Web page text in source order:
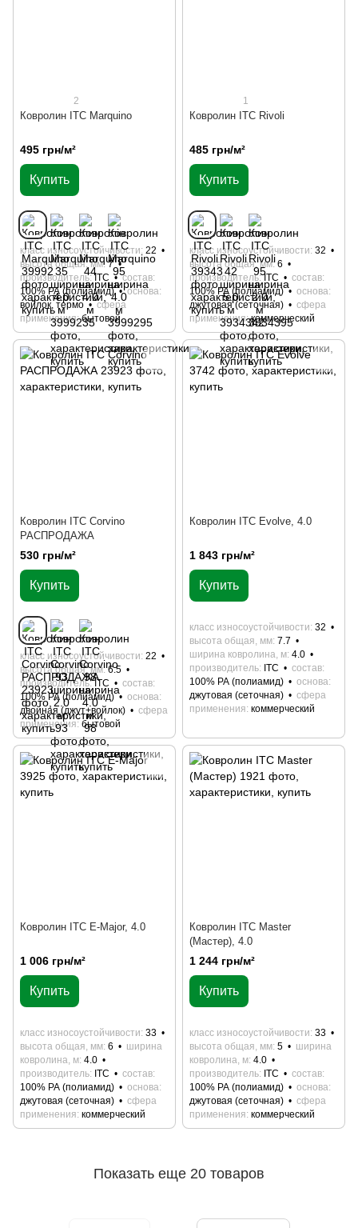
2
Ковролин ITC Marquino
495 грн/м²
Купить
класс износоустойчивости 22
высота общая, мм 7
производитель ITC
состав
100% РА (полиамид)
основа
войлок, термо
сфера
применения бытовой
1
Ковролин ITC Rivoli
485 грн/м²
Купить
класс износоустойчивости 32
высота общая, мм 6
производитель ITC
состав
100% РА (полиамид)
основа
джутовая (сеточная)
сфера
применения коммерческий
Ковролин ITC Corvino
РАСПРОДАЖА
530 грн/м²
Купить
класс износоустойчивости 22
высота общая, мм 6.5
производитель ITC
состав
100% РА (полиамид)
основа
двойная (джут+войлок)
сфера
применения бытовой
Ковролин ITC Evolve, 4.0
1 843 грн/м²
Купить
класс износоустойчивости 32
высота общая, мм 7.7
ширина ковролина, м 4.0
производитель
ITC
состав
100% РА (полиамид)
основа
джутовая (сеточная)
сфера
применения коммерческий
Ковролин ITC E-Major, 4.0
1 006 грн/м²
Купить
класс износоустойчивости 33
высота общая, мм 6
ширина
ковролина, м 4.0
производитель
ITC
состав
100% РА (полиамид)
основа
джутовая (сеточная)
сфера
применения коммерческий
Ковролин ITC Master
(Мастер), 4.0
1 244 грн/м²
Купить
класс износоустойчивости 33
высота общая, мм 5
ширина
ковролина, м 4.0
производитель
ITC
состав
100% РА (полиамид)
основа
джутовая (сеточная)
сфера
применения коммерческий
Показать еще 20 товаров